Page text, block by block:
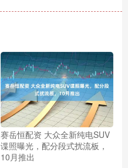
赛岳恒配资 大众全新纯电SUV
谍照曝光，配分段式扰流板，
10月推出